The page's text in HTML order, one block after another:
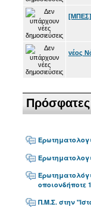
[ΜΠΕΣ]
νέος
οποιονδήποτε
Π.Μ.Σ. στην